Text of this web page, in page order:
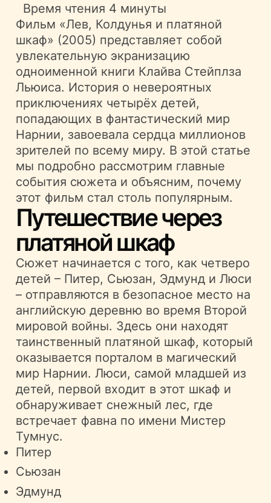
Время чтения 4 минуты
Фильм «Лев, Колдунья и платяной
шкаф» (2005) представляет собой
увлекательную экранизацию
одноименной книги Клайва Стейплза
Льюиса. История о невероятных
приключениях четырёх детей,
попадающих в фантастический мир
Нарнии, завоевала сердца миллионов
зрителей по всему миру. В этой статье
мы подробно рассмотрим главные
события сюжета и объясним, почему
этот фильм стал столь популярным.
Путешествие через
платяной шкаф
Сюжет начинается с того, как четверо
детей – Питер, Сьюзан, Эдмунд и Люси
– отправляются в безопасное место на
английскую деревню во время Второй
мировой войны. Здесь они находят
таинственный платяной шкаф, который
оказывается порталом в магический
мир Нарнии. Люси, самой младшей из
детей, первой входит в этот шкаф и
обнаруживает снежный лес, где
встречает фавна по имени Мистер
Тумнус.
Питер
Сьюзан
Эдмунд